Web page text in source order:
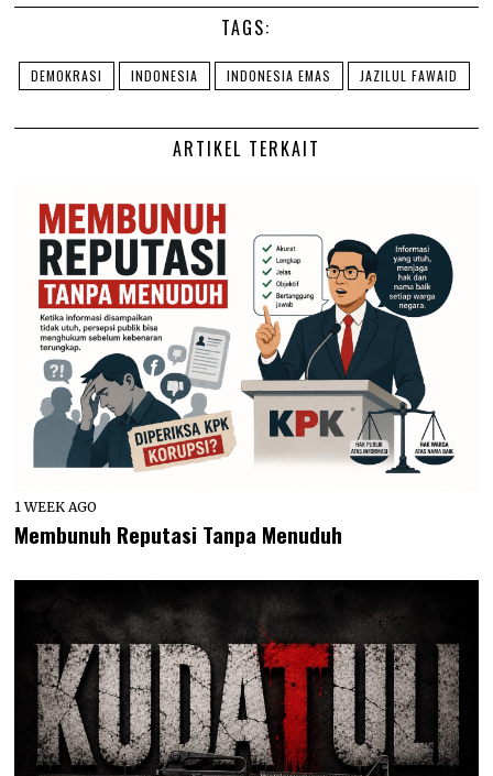
TAGS:
DEMOKRASI INDONESIA INDONESIA EMAS JAZILUL FAWAID
ARTIKEL TERKAIT
1 WEEK AGO
Membunuh Reputasi Tanpa Menuduh